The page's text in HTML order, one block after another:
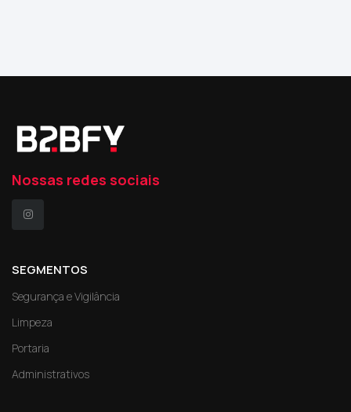
Nossas redes sociais
SEGMENTOS
Segurança e Vigilância
Limpeza
Portaria
Administrativos